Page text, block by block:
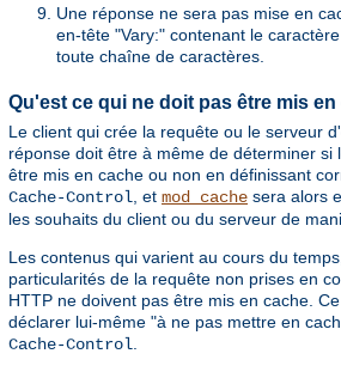
Une réponse ne sera pas mise en
en-tête "Vary:" contenant le
toute chaîne de caractères.
Qu'est ce qui ne doit pas être mis en
Le client qui crée la requête ou le serveur
réponse doit être à même de déterminer si
être mis en cache ou non en définissant
Cache-Control, et mod_cache sera alors
les souhaits du client ou du serveur de
Les contenus qui varient au cours du
particularités de la requête non prises en
HTTP ne doivent pas être mis en cache.
déclarer lui-même "à ne pas mettre en
Cache-Control.